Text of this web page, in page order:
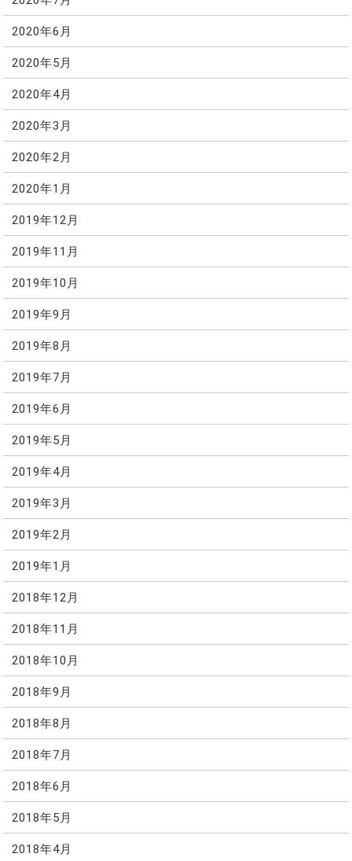
2020年6月
2020年5月
2020年4月
2020年3月
2020年2月
2020年1月
2019年12月
2019年11月
2019年10月
2019年9月
2019年8月
2019年7月
2019年6月
2019年5月
2019年4月
2019年3月
2019年2月
2019年1月
2018年12月
2018年11月
2018年10月
2018年9月
2018年8月
2018年7月
2018年6月
2018年5月
2018年4月